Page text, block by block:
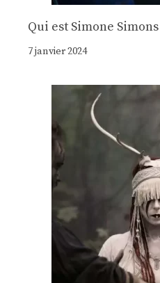
Qui est Simone Simons
7 janvier 2024